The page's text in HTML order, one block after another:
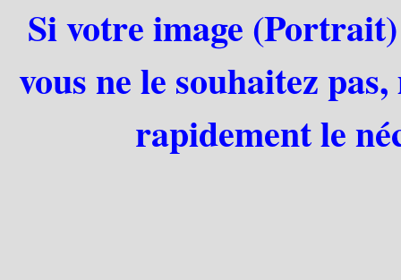
Si votre image
vous ne le souhaitez
rapidement le